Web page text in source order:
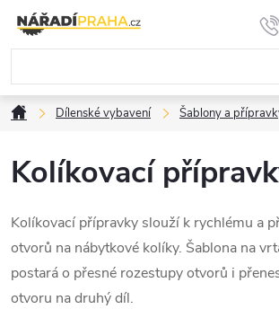
obsah
DomůDílenské vybavení Šablony a
Kolíkovací
Kolíkovací přípravky slouží k rychlému a
otvorů na nábytkové kolíky. Šablona na
postará o přesné rozestupy otvorů i
otvoru na druhý díl.